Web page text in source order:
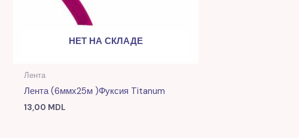
НЕТ НА СКЛАДЕ
Лента
Лента (6ммх25м )фуксия Titanum
13,00 MDL